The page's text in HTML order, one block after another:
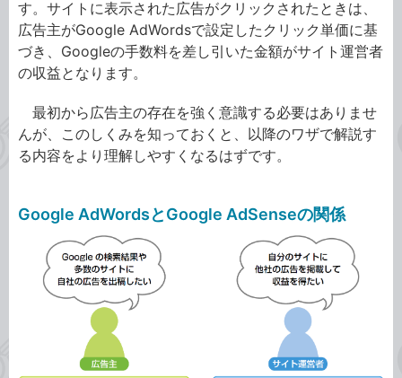
す。サイトに表示された広告がクリックされたときは、
広告主がGoogle AdWordsで設定したクリック単価に基
づき、Googleの手数料を差し引いた金額がサイト運営者
の収益となります。
最初から広告主の存在を強く意識する必要はありませ
んが、このしくみを知っておくと、以降のワザで解説す
る内容をより理解しやすくなるはずです。
Google AdWordsとGoogle AdSenseの関係